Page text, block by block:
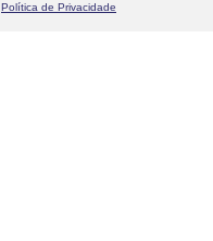
Política de Privacidade